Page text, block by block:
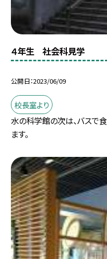
４年生 社会科見学
公開日 2023/06/09
校長室より
水の科学館の次は、バスで
ます。